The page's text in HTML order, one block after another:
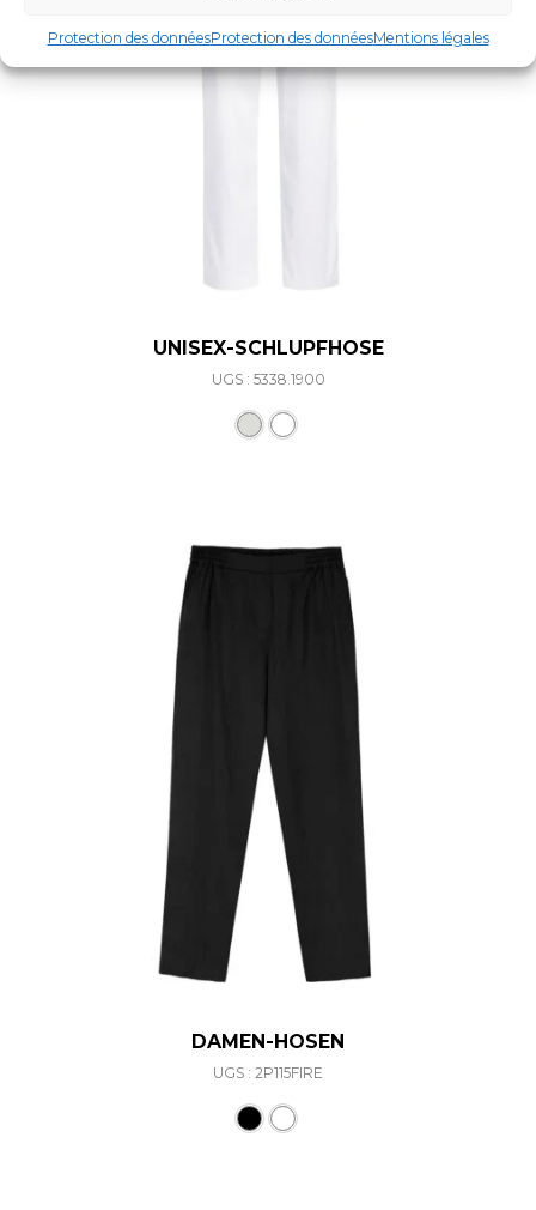
Protection des donnéesProtection des donnéesMentions légales
UNISEX-SCHLUPFHOSE
UGS : 5338.1900
DAMEN-HOSEN
UGS : 2P115FIRE